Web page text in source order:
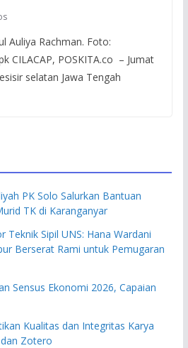
Auliya Rachman. Foto:
CILACAP, POSKITA.co – Jumat
selatan Jawa Tengah
PK Solo Salurkan Bantuan
TK di Karanganyar
Sipil UNS: Hana Wardani
Berserat Rami untuk Pemugaran
Sensus Ekonomi 2026, Capaian
Kualitas dan Integritas Karya
Zotero